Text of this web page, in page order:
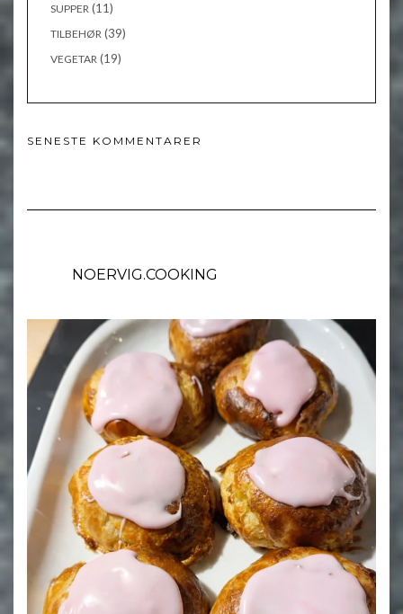
SUPPER (11)
TILBEHØR (39)
VEGETAR (19)
SENESTE KOMMENTARER
NOERVIG.COOKING